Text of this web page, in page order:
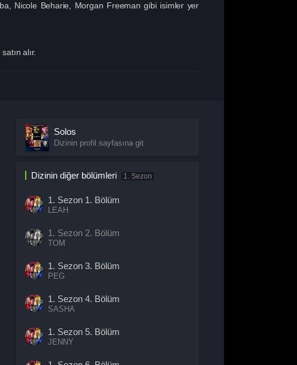
Nicole Beharie, Morgan Freeman gibi isimler yer
alır.
Solos
Dizinin profil sayfasına git
Dizinin diğer bölümleri 1. Sezon
1. Sezon 1. Bölüm
LEAH
1. Sezon 2. Bölüm
TOM
1. Sezon 3. Bölüm
PEG
1. Sezon 4. Bölüm
SASHA
1. Sezon 5. Bölüm
JENNY